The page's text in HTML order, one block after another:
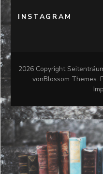
INSTAGRAM
2026 Copyright
vonBlossom Themes.